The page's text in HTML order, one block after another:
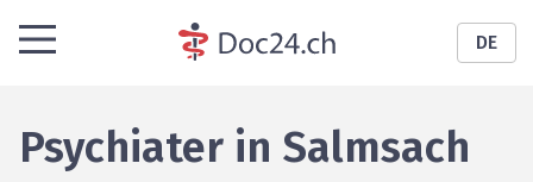
DE
Psychiater in Salmsach